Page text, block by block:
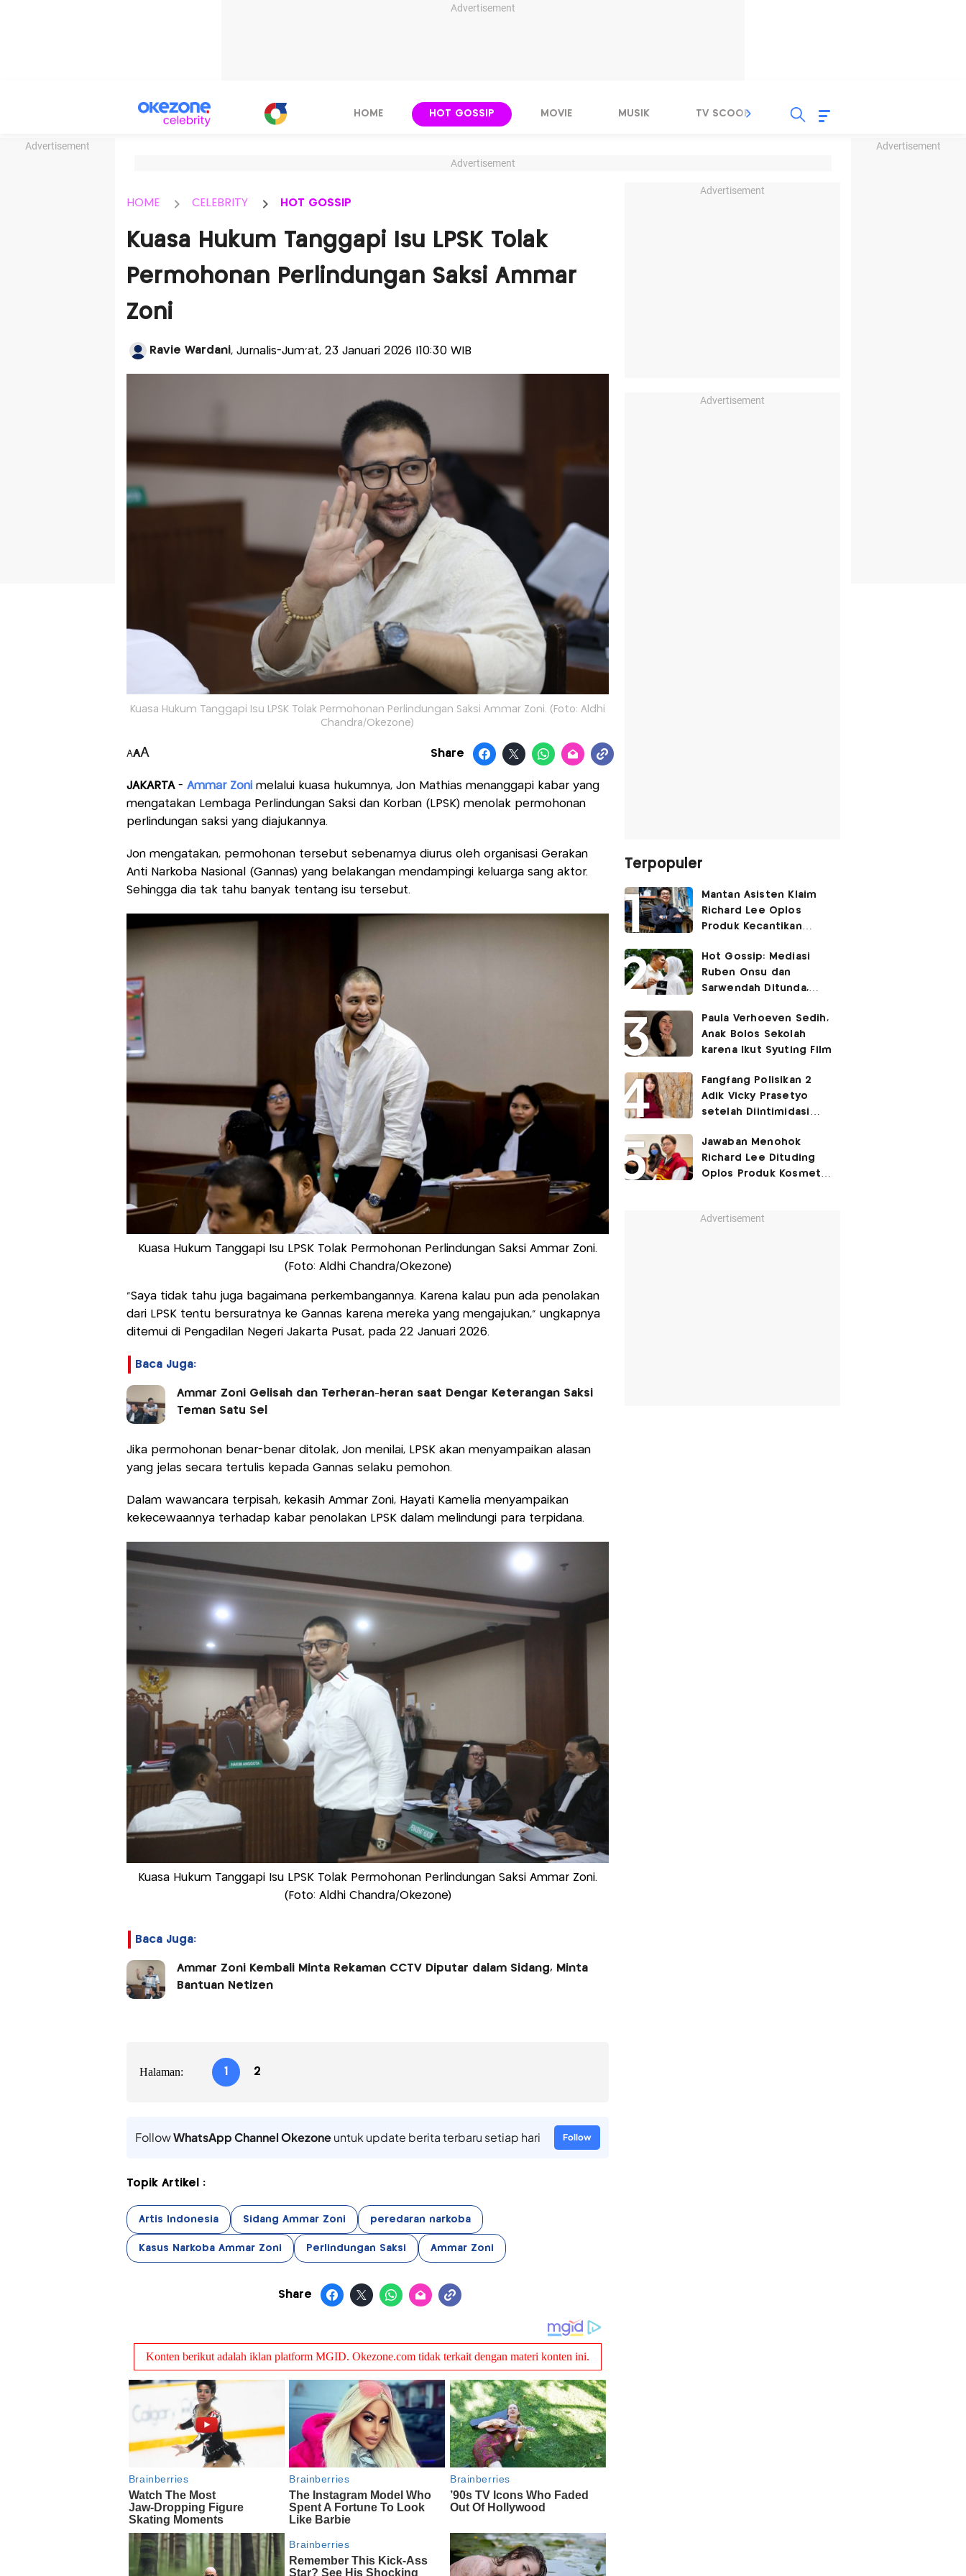
Advertisement
Advertisement Advertisement
HOME HOT GOSSIP MOVIE MUSIK TV SCOOP LIRIK
Advertisement
HOME CELEBRITY HOT GOSSIP
Kuasa Hukum Tanggapi Isu LPSK Tolak
Permohonan Perlindungan Saksi Ammar
Zoni
Ravie Wardani, Jurnalis-Jum'at, 23 Januari 2026 |10:30 WIB
Kuasa Hukum Tanggapi Isu LPSK Tolak Permohonan Perlindungan Saksi Ammar Zoni. (Foto: Aldhi
Chandra/Okezone)
AAA Share
JAKARTA - Ammar Zonimelalui kuasa hukumnya, Jon Mathias menanggapi kabar yang
mengatakan Lembaga Perlindungan Saksi dan Korban (LPSK) menolak permohonan
perlindungan saksi yang diajukannya.
Jon mengatakan, permohonan tersebut sebenarnya diurus oleh organisasi Gerakan
Anti Narkoba Nasional (Gannas) yang belakangan mendampingi keluarga sang aktor.
Sehingga dia tak tahu banyak tentang isu tersebut.
Kuasa Hukum Tanggapi Isu LPSK Tolak Permohonan Perlindungan Saksi Ammar Zoni.
(Foto: Aldhi Chandra/Okezone)
"Saya tidak tahu juga bagaimana perkembangannya. Karena kalau pun ada penolakan
dari LPSK tentu bersuratnya ke Gannas karena mereka yang mengajukan," ungkapnya
ditemui di Pengadilan Negeri Jakarta Pusat, pada 22 Januari 2026.
Baca Juga:
Ammar Zoni Gelisah dan Terheran-heran saat Dengar Keterangan Saksi
Teman Satu Sel
Jika permohonan benar-benar ditolak, Jon menilai, LPSK akan menyampaikan alasan
yang jelas secara tertulis kepada Gannas selaku pemohon.
Dalam wawancara terpisah, kekasih Ammar Zoni, Hayati Kamelia menyampaikan
kekecewaannya terhadap kabar penolakan LPSK dalam melindungi para terpidana.
Kuasa Hukum Tanggapi Isu LPSK Tolak Permohonan Perlindungan Saksi Ammar Zoni.
(Foto: Aldhi Chandra/Okezone)
Baca Juga:
Ammar Zoni Kembali Minta Rekaman CCTV Diputar dalam Sidang, Minta
Bantuan Netizen
Halaman: 1 2
FollowWhatsApp Channel Okezoneuntuk update berita terbaru setiap hari Follow
Topik Artikel :
Artis Indonesia Sidang Ammar Zoni peredaran narkoba
Kasus Narkoba Ammar Zoni Perlindungan Saksi Ammar Zoni
Share
Advertisement
Advertisement
Terpopuler
Mantan Asisten Klaim
Richard Lee Oplos
Produk Kecantikan
ke Ani-Ani
Hot Gossip: Mediasi
Ruben Onsu dan
Sarwendah Ditunda,
Ketiga
Paula Verhoeven Sedih,
Anak Bolos Sekolah
karena Ikut Syuting Film
Fangfang Polisikan 2
Adik Vicky Prasetyo
setelah Diintimidasi
Jawaban Menohok
Richard Lee Dituding
Oplos Produk Kosmetik
Advertisement